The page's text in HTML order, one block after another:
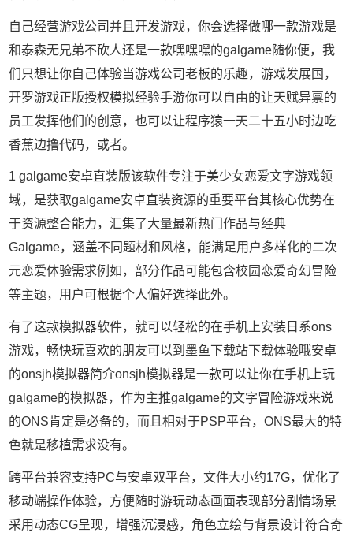
自己经营游戏公司并且开发游戏，你会选择做哪一款游戏是
和泰森无兄弟不砍人还是一款嘿嘿嘿的galgame随你便，我
们只想让你自己体验当游戏公司老板的乐趣，游戏发展国，
开罗游戏正版授权模拟经验手游你可以自由的让天赋异禀的
员工发挥他们的创意，也可以让程序猿一天二十五小时边吃
香蕉边撸代码，或者。
1 galgame安卓直装版该软件专注于美少女恋爱文字游戏领
域，是获取galgame安卓直装资源的重要平台其核心优势在
于资源整合能力，汇集了大量最新热门作品与经典
Galgame，涵盖不同题材和风格，能满足用户多样化的二次
元恋爱体验需求例如，部分作品可能包含校园恋爱奇幻冒险
等主题，用户可根据个人偏好选择此外。
有了这款模拟器软件，就可以轻松的在手机上安装日系ons
游戏，畅快玩喜欢的朋友可以到墨鱼下载站下载体验哦安卓
的onsjh模拟器简介onsjh模拟器是一款可以让你在手机上玩
galgame的模拟器，作为主推galgame的文字冒险游戏来说
的ONS肯定是必备的，而且相对于PSP平台，ONS最大的特
色就是移植需求没有。
跨平台兼容支持PC与安卓双平台，文件大小约17G，优化了
移动端操作体验，方便随时游玩动态画面表现部分剧情场景
采用动态CG呈现，增强沉浸感，角色立绘与背景设计符合奇